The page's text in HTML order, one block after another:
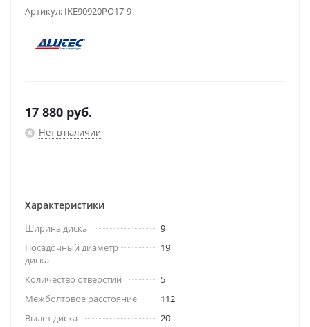
Артикул: IKE90920PO17-9
17 880 руб.
Нет в наличии
Характеристики
Ширина диска
9
Посадочный диаметр
диска
19
Количество отверстий
5
Межболтовое расстояние
112
Вылет диска
20